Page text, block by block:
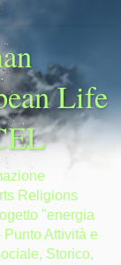
Life
Religions
"energia
Attività e
Storico,